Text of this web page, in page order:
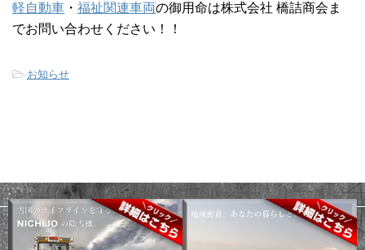
軽自動車 ・ 福祉関連車両の御用命は株式会社 橋詰商会ま
でお問い合わせください！！
-お知らせ